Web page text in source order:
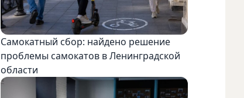
Самокатный сбор: найдено решение
проблемы самокатов в Ленинградской
области